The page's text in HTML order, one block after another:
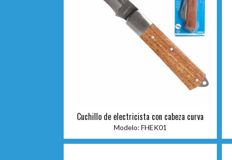
Cuchillo de electricista con cabeza curva
Modelo: FHEK01